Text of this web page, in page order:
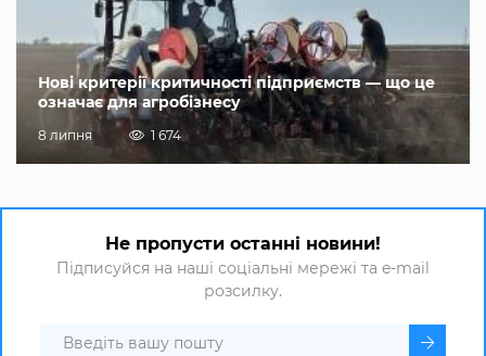
Нові критерії критичності підприємств — що це
означає для агробізнесу
8 липня 1 674
Не пропусти останні новини!
Підписуйся на наші соціальні мережі та e-mail
розсилку.